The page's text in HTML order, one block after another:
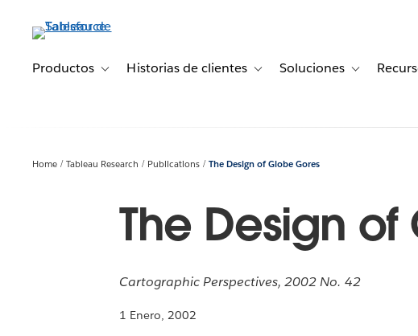
principalProductos Toggle sub-navigation for Productos
Historias de clientes Toggle sub-navigation for Historias
Soluciones Toggle sub-
Home Tableau Research Publications The Design of Globe Gores
The Design
Cartographic Perspectives, 2002 No. 42
1 Enero, 2002